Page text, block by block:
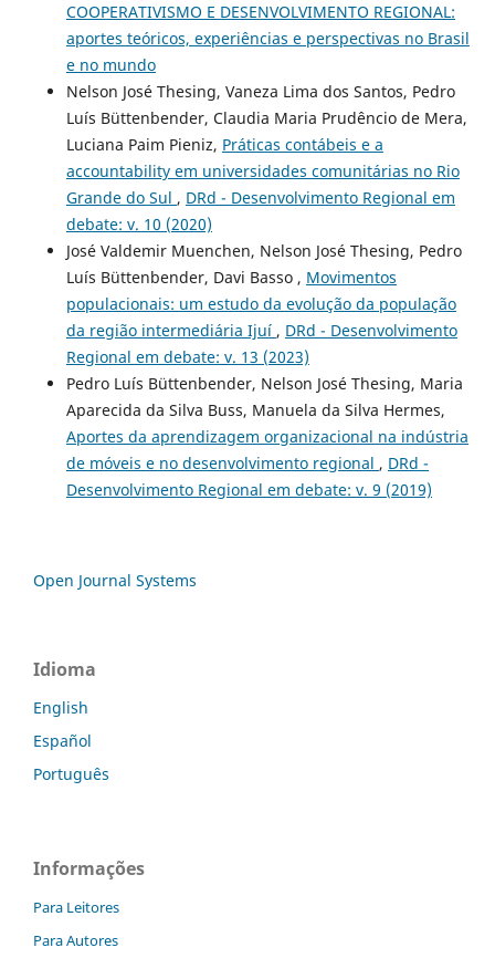
COOPERATIVISMO E DESENVOLVIMENTO REGIONAL:
aportes teóricos, experiências e perspectivas no Brasil
e no mundo
Nelson José Thesing, Vaneza Lima dos Santos, Pedro
Luís Büttenbender, Claudia Maria Prudêncio de Mera,
Luciana Paim Pieniz, Práticas contábeis e a
accountability em universidades comunitárias no Rio
Grande do Sul , DRd - Desenvolvimento Regional em
debate: v. 10 (2020)
José Valdemir Muenchen, Nelson José Thesing, Pedro
Luís Büttenbender, Davi Basso , Movimentos
populacionais: um estudo da evolução da população
da região intermediária Ijuí , DRd - Desenvolvimento
Regional em debate: v. 13 (2023)
Pedro Luís Büttenbender, Nelson José Thesing, Maria
Aparecida da Silva Buss, Manuela da Silva Hermes,
Aportes da aprendizagem organizacional na indústria
de móveis e no desenvolvimento regional , DRd -
Desenvolvimento Regional em debate: v. 9 (2019)
Open Journal Systems
Idioma
English
Español
Português
Informações
Para Leitores
Para Autores